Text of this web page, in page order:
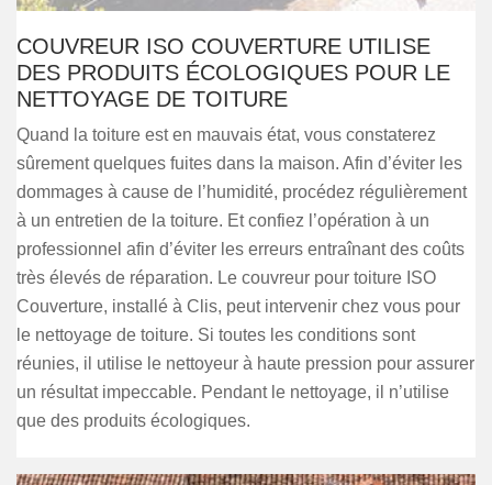
COUVREUR ISO COUVERTURE UTILISE
DES PRODUITS ÉCOLOGIQUES POUR LE
NETTOYAGE DE TOITURE
Quand la toiture est en mauvais état, vous constaterez
sûrement quelques fuites dans la maison. Afin d’éviter les
dommages à cause de l’humidité, procédez régulièrement
à un entretien de la toiture. Et confiez l’opération à un
professionnel afin d’éviter les erreurs entraînant des coûts
très élevés de réparation. Le couvreur pour toiture ISO
Couverture, installé à Clis, peut intervenir chez vous pour
le nettoyage de toiture. Si toutes les conditions sont
réunies, il utilise le nettoyeur à haute pression pour assurer
un résultat impeccable. Pendant le nettoyage, il n’utilise
que des produits écologiques.